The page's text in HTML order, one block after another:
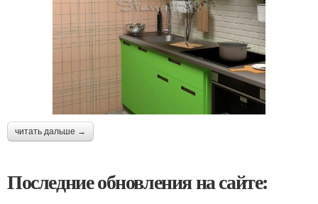
читать дальше →
Последние обновления на сайте: